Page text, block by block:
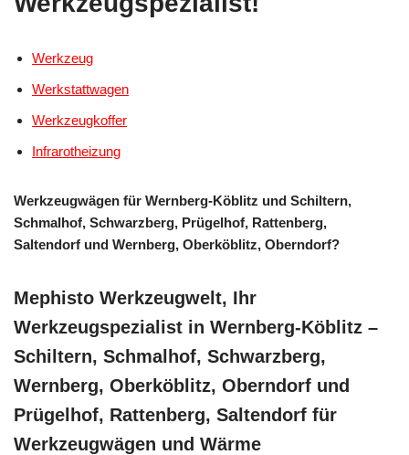
Werkzeug
Werkstattwagen
Werkzeugkoffer
Infrarotheizung
Werkzeugwägen für Wernberg-Köblitz und Schiltern,
Schmalhof, Schwarzberg, Prügelhof, Rattenberg,
Saltendorf und Wernberg, Oberköblitz, Oberndorf?
Mephisto Werkzeugwelt, Ihr
Werkzeugspezialist in Wernberg-Köblitz –
Schiltern, Schmalhof, Schwarzberg,
Wernberg, Oberköblitz, Oberndorf und
Prügelhof, Rattenberg, Saltendorf für
Werkzeugwägen und Wärme